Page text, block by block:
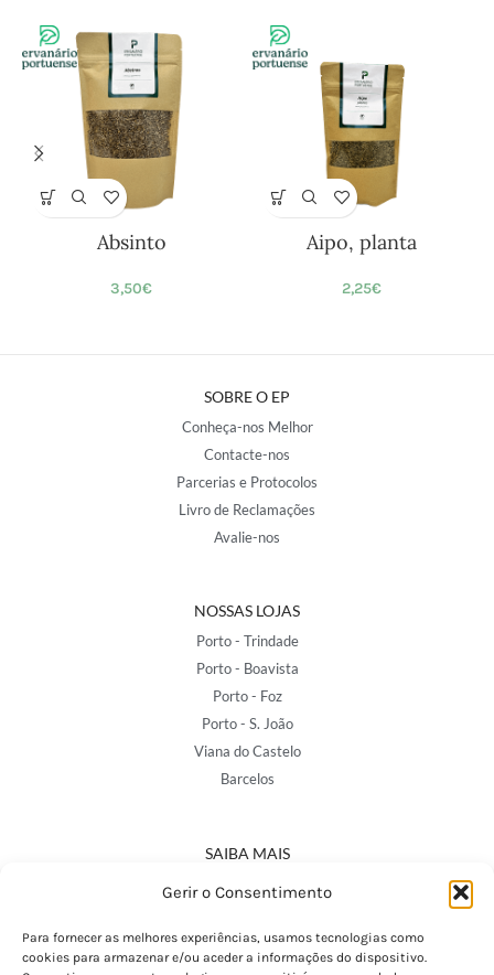
Gerir o Consentimento
Para fornecer as melhores experiências, usamos tecnologias como
cookies para armazenar e/ou aceder a informações do dispositivo.
Absinto
3,50€
Aipo, planta
2,25€
SOBRE O EP
Conheça-nos Melhor
Contacte-nos
Parcerias e Protocolos
Livro de Reclamações
Avalie-nos
NOSSAS LOJAS
Porto - Trindade
Porto - Boavista
Porto - Foz
Porto - S. João
Viana do Castelo
Barcelos
SAIBA MAIS
Política de Privacidade
Termos e Condições
Perguntas Frequentes